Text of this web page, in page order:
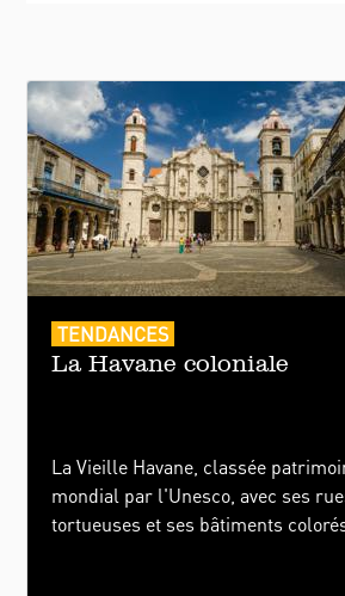
TENDANCES
La Havane coloniale
La Vieille Havane, classée
mondial par l'Unesco, avec ses
tortueuses et ses bâtiments